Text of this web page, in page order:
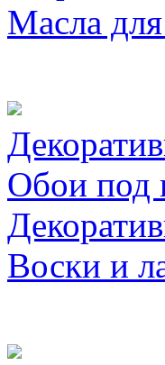
Масла для
Обои под
Воски и